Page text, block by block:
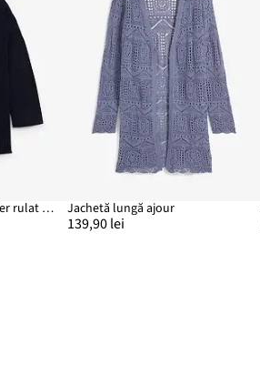
Pulover oversize cu guler rulat din amestec de bumbac Jachetă lungă ajour
139,90 lei